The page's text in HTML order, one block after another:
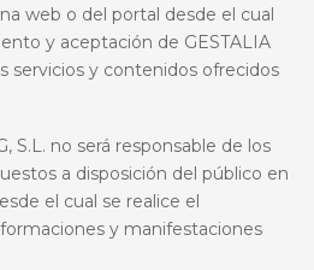
web o del portal desde el cual
y aceptación de GESTALIA
servicios y contenidos ofrecidos
S.L. no será responsable de los
a disposición del público en
el cual se realice el
y manifestaciones